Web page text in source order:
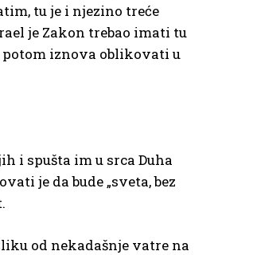
tu je i njezino treće
je Zakon trebao imati tu
potom iznova oblikovati u
i spušta im u srca Duha
je da bude „sveta, bez
od nekadašnje vatre na